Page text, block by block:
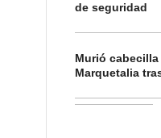
de seguridad
Murió
Marquetalia